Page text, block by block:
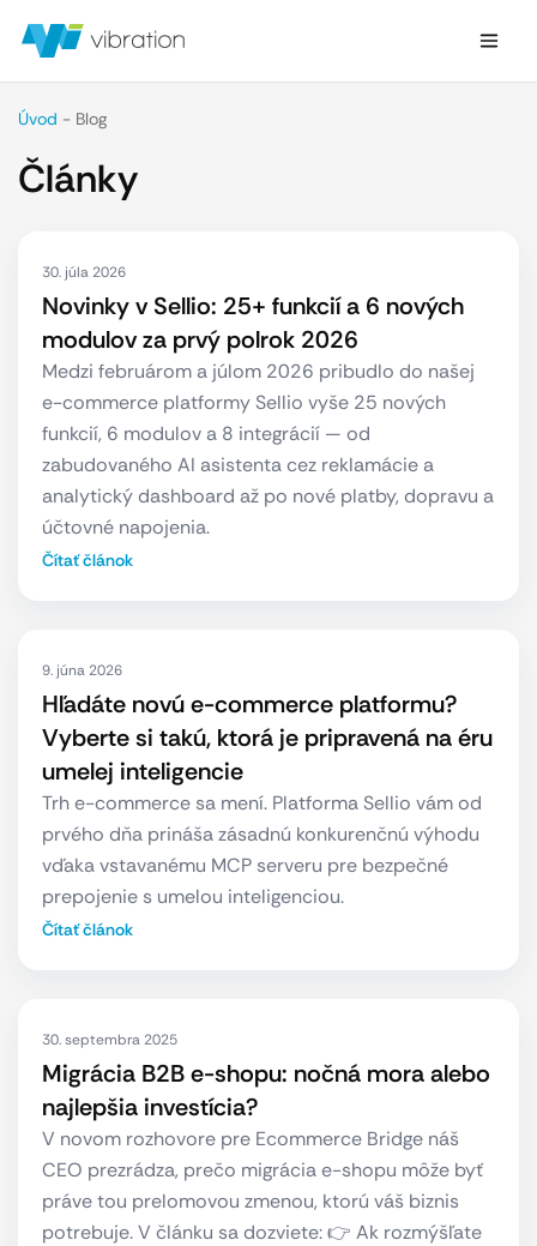
Úvod - Blog
Články
30. júla 2026
Novinky v Sellio: 25+ funkcií a 6 nových
modulov za prvý polrok 2026
Medzi februárom a júlom 2026 pribudlo do našej
e-commerce platformy Sellio vyše 25 nových
funkcií, 6 modulov a 8 integrácií — od
zabudovaného AI asistenta cez reklamácie a
analytický dashboard až po nové platby, dopravu a
účtovné napojenia.
Čítať článok
9. júna 2026
Hľadáte novú e-commerce platformu?
Vyberte si takú, ktorá je pripravená na éru
umelej inteligencie
Trh e-commerce sa mení. Platforma Sellio vám od
prvého dňa prináša zásadnú konkurenčnú výhodu
vďaka vstavanému MCP serveru pre bezpečné
prepojenie s umelou inteligenciou.
Čítať článok
30. septembra 2025
Migrácia B2B e-shopu: nočná mora alebo
najlepšia investícia?
V novom rozhovore pre Ecommerce Bridge náš
CEO prezrádza, prečo migrácia e-shopu môže byť
práve tou prelomovou zmenou, ktorú váš biznis
potrebuje. V článku sa dozviete: 👉 Ak rozmýšľate